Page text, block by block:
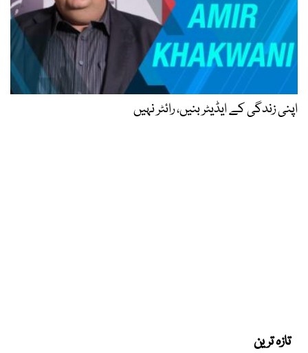
اپنی زندگی کے ایڈیٹر بنیں، رائٹر نہیں
تازہ ترین